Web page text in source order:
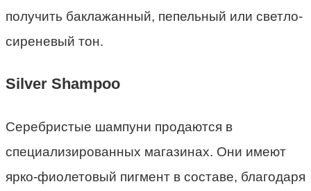
получить баклажанный, пепельный или светло-
сиреневый тон.
Silver Shampoo
Серебристые шампуни продаются в
специализированных магазинах. Они имеют
ярко-фиолетовый пигмент в составе, благодаря